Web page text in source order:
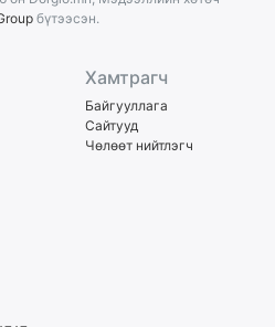
бүтээсэн.
Хамтрагч
Байгууллага
Сайтууд
Чөлөөт нийтлэгч